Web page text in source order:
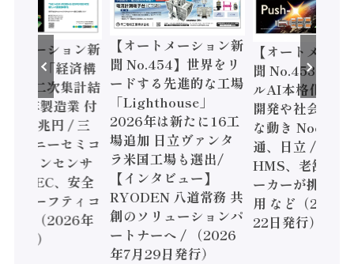
トメーション新
】「経済構
調査二次集計結
年製造業 付
額86兆円 / 三
とソニーセミコ
ジョンセンサ
/ IDEC、安全
すセーフティコ
ーラ（2026年
発行）
【オートメーション新
聞 No.454】世界をリ
ードする先進的な工場
「Lighthouse」
2026年は新たに16工
場追加 日立ヴァンタ
ラ米国工場も選出/
【インタビュー】
RYODEN 八道常務 共
創のソリューションパ
ートナーへ / （2026
年7月29日発行）
【オートメーシ
聞 No.453】フ
ルAI本格化へ
開発や社会実装
な動き Noetra
通、日立 / 兵神
HMS、老舗ポ
ーカーが挑むデ
用 など（2026
22日発行）